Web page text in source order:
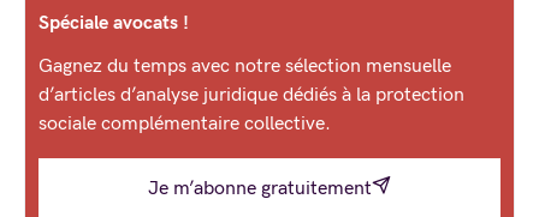
Spéciale avocats !
Gagnez du temps avec notre sélection mensuelle
d’articles d’analyse juridique dédiés à la protection
sociale complémentaire collective.
Je m’abonne gratuitement